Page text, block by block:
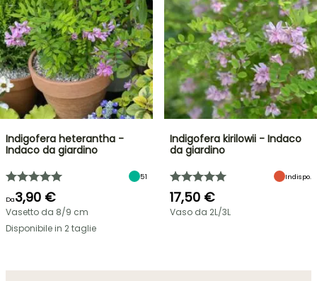
Indigofera heterantha -
Indaco da giardino
51
Da3,90 €
Vasetto da 8/9 cm
Disponibile in 2 taglie
Indigofera kirilowii - Indaco
da giardino
Indispo.
17,50 €
Vaso da 2L/3L